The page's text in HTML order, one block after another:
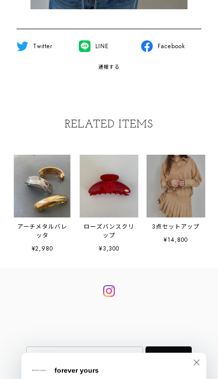
Twitter LINE Facebook
通報する
RELATED ITEMS
アーチメタルバレ
ッタ
¥2,980
ローズバンスクリ
ップ
¥3,300
3点セットアップ
¥14,800